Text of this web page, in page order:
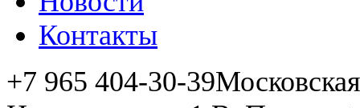
Контакты
+7 965 404-30-39